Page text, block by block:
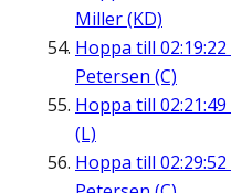
Miller (KD)
Hoppa till 02:19:22
Petersen (C)
Hoppa till 02:21:49
(L)
Hoppa till 02:29:52